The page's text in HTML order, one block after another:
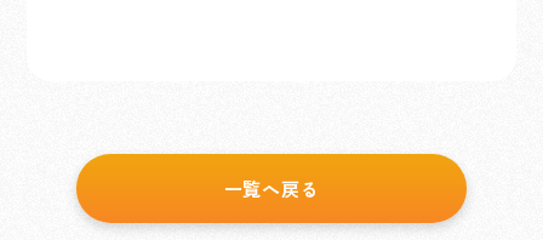
一覧へ戻る